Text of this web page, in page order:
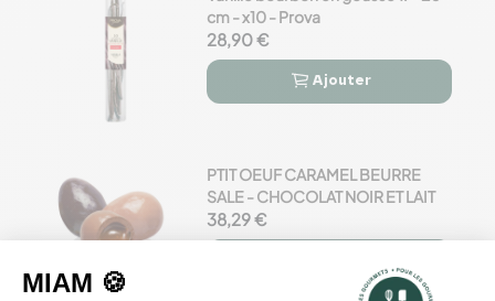
cm - x10 - Prova
28,90 €
 
Ajouter
PTIT OEUF CARAMEL BEURRE
SALE - CHOCOLAT NOIR ET LAIT
38,29 €